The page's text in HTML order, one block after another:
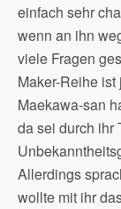
einfach sehr
wenn an ihn
viele Fragen
Maker-Reihe
Maekawa-san
da sei durch ihr
Allerdings
wollte mit ihr